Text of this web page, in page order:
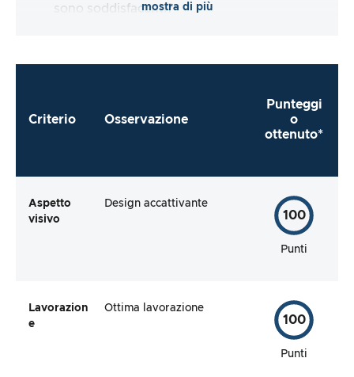
sono soddisfacenti?mostra di più
Criterio Osservazione
Punteggi
o
ottenuto*
Aspetto
visivo
Design accattivante
100
Punti
Lavorazion
e
Ottima lavorazione
100
Punti